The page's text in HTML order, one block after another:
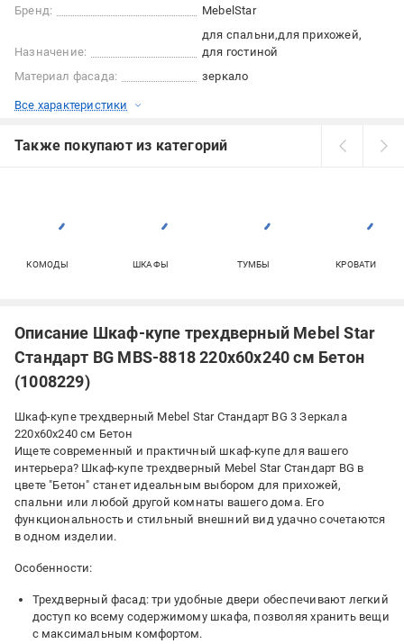
Бренд:
MebelStar
Назначение:
для спальни для прихожей
для гостиной
Материал фасада:
зеркало
Все характеристики
Также покупают из категорий
КОМОДЫ ШКАФЫ ТУМБЫ КРОВАТИ
Описание Шкаф-купе трехдверный Mebel Star
Стандарт BG MBS-8818 220х60х240 см Бетон
(1008229)
Шкаф-купе трехдверный Mebel Star Стандарт BG 3 Зеркала
220x60x240 см Бетон
Ищете современный и практичный шкаф-купе для вашего
интерьера? Шкаф-купе трехдверный Mebel Star Стандарт BG в
цвете "Бетон" станет идеальным выбором для прихожей,
спальни или любой другой комнаты вашего дома. Его
функциональность и стильный внешний вид удачно сочетаются
в одном изделии.
Особенности:
Трехдверный фасад: три удобные двери обеспечивают легкий
доступ ко всему содержимому шкафа, позволяя хранить вещи
с максимальным комфортом.